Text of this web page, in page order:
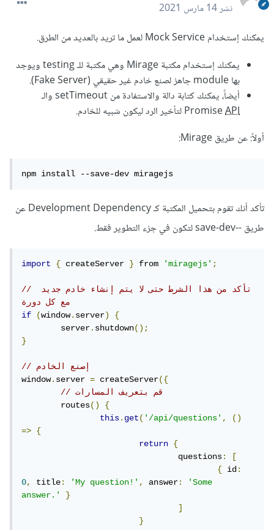
نشر14 مارس 2021
يمكنك إستخدام Mock Service لعمل ما تريد بالعديد من الطرق.
يمكنك إستخدام مكتبة Mirage وهي مكتبة للـ testing ويوجد
بها module جاهز لصنع خادم غير حقيقي (Fake Server).
أيضاً، يمكنك كتابة دالة والاستفادة من setTimeout والـ
PromiseAPI
لتأخير الرد ليكون شبيه للخادم.
أولاً: عن طريق Mirage:
npm install --save-dev miragejs
تأكد أنك تقوم بتحميل المكتبة كـ Development Dependency عن
طريق --save-dev لتكون في جزء التطوير فقط.
import { createServer } from 'miragejs';
// تأكد من هذا الشرط حتى لا يتم إنشاء خادم جديد
مع كل دورة
if
(window.server)
{
	server
.shutdown();
}
// إصنع الخادم
window.server = createServer({
// قم بتعريف المسارات
	routes
()
{
this.get('/api/questions',
()
=>
{
return
{
				questions
:
[
{ id:
0, title: 'My question!', answer:
'Some
answer.'
}
]
}